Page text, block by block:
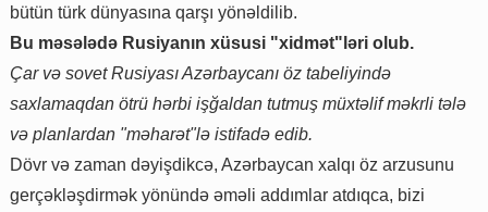
bütün türk dünyasına qarşı yönəldilib.
Bu məsələdə Rusiyanın xüsusi "xidmət"ləri olub.
Çar və sovet Rusiyası Azərbaycanı öz tabeliyində
saxlamaqdan ötrü hərbi işğaldan tutmuş müxtəlif məkrli tələ
və planlardan "məharət"lə istifadə edib.
Dövr və zaman dəyişdikcə, Azərbaycan xalqı öz arzusunu
gerçəkləşdirmək yönündə əməli addımlar atdıqca, bizi